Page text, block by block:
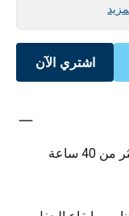
اشتري الآن
مكبر صوت محمول قوي يعمل لاسلكيًا لأكثر من 40 ساعة